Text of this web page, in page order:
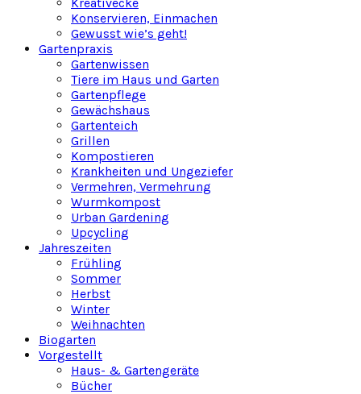
Konservieren, Einmachen
Gewusst wie’s geht!
Gartenpraxis
Gartenwissen
Tiere im Haus und Garten
Gartenpflege
Gewächshaus
Gartenteich
Grillen
Kompostieren
Krankheiten und Ungeziefer
Vermehren, Vermehrung
Wurmkompost
Urban Gardening
Upcycling
Jahreszeiten
Frühling
Sommer
Herbst
Winter
Weihnachten
Biogarten
Vorgestellt
Haus- & Gartengeräte
Bücher